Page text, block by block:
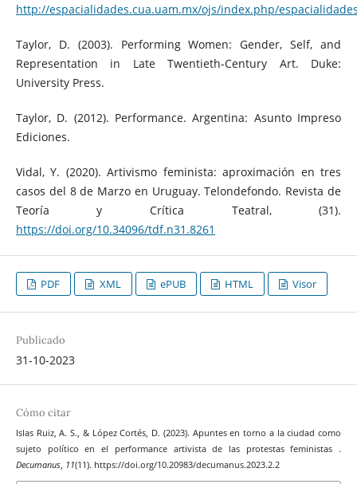
http://espacialidades.cua.uam.mx/ojs/index.php/
Taylor, D. (2003). Performing Women: Gender, Self, and
Representation in Late Twentieth-Century Art. Duke:
University Press.
Taylor, D. (2012). Performance. Argentina: Asunto Impreso
Ediciones.
Vidal, Y. (2020). Artivismo feminista: aproximación en tres
casos del 8 de Marzo en Uruguay. Telondefondo. Revista de
Teoría y Crítica Teatral, (31).
https://doi.org/10.34096/tdf.n31.8261
PDF XML ePUB HTML Visor
Publicado
31-10-2023
Cómo citar
Islas Ruiz, A. S., & López Cortés, D. (2023). Apuntes en torno a la ciudad como
sujeto político en el performance artivista de las protestas feministas .
Decumanus, 11(11). https://doi.org/10.20983/decumanus.2023.2.2